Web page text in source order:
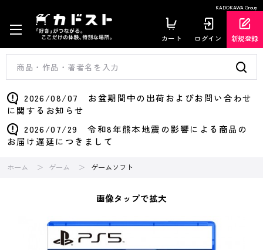
KADOKAWA Group
カート ログイン 新規登録
2026/08/07 お盆期間中の出荷およびお問い合わせ
に関するお知らせ
2026/07/29 令和8年熊本地震の影響による商品の
お届け遅延につきまして
ホーム ゲーム ゲームソフト
画像タップで拡大